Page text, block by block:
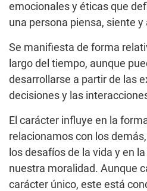
emocionales y éticas que
una persona piensa, siente y
Se manifiesta de forma
largo del tiempo, aunque
desarrollarse a partir de las
decisiones y las
El carácter influye en la
relacionamos con los
los desafíos de la vida y en
nuestra moralidad. Aunque
carácter único, este está